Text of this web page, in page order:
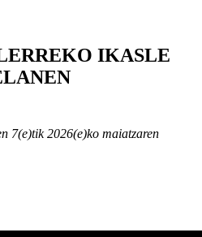
IKASLE
7(e)tik 2026(e)ko maiatzaren